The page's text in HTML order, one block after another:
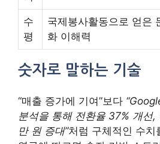
수
평
국제봉사활동으로 얻은
화 이해력
숫자로 말하는 기술
“매출 증가에 기여”보다
분석을 통해 전환율 37% 개선
만 원 증대”처럼 구체적인 수치